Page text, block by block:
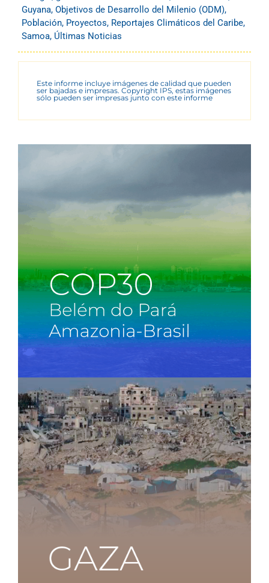
Guyana, Objetivos de Desarrollo del Milenio (ODM),
Población, Proyectos, Reportajes Climáticos del Caribe,
Samoa, Últimas Noticias
Este informe incluye imágenes de calidad que pueden
ser bajadas e impresas. Copyright IPS, estas imágenes
sólo pueden ser impresas junto con este informe